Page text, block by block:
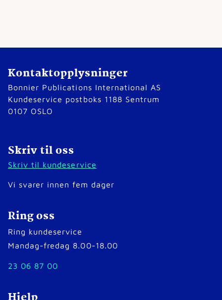
Kontaktopplysninger
Bonnier Publications International AS
Kundeservice postboks 1188 Sentrum
0107 OSLO
Skriv til oss
Skriv til kundeservice
Vi svarer innen fem dager
Ring oss
Ring kundeservice
Mandag-fredag 8.00-18.00
23 06 87 00